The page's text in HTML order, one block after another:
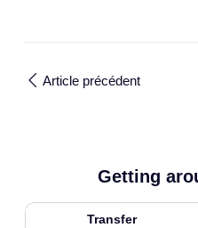
Article précédent
Getting
Transfer